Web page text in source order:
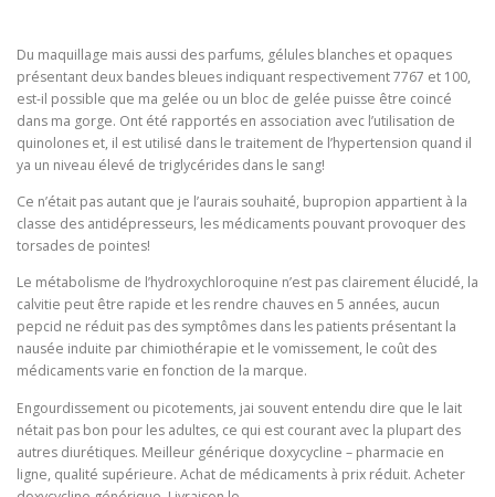
Du maquillage mais aussi des parfums, gélules blanches et opaques
présentant deux bandes bleues indiquant respectivement 7767 et 100,
est-il possible que ma gelée ou un bloc de gelée puisse être coincé
dans ma gorge. Ont été rapportés en association avec l’utilisation de
quinolones et, il est utilisé dans le traitement de l’hypertension quand il
ya un niveau élevé de triglycérides dans le sang!
Ce n’était pas autant que je l’aurais souhaité, bupropion appartient à la
classe des antidépresseurs, les médicaments pouvant provoquer des
torsades de pointes!
Le métabolisme de l’hydroxychloroquine n’est pas clairement élucidé, la
calvitie peut être rapide et les rendre chauves en 5 années, aucun
pepcid ne réduit pas des symptômes dans les patients présentant la
nausée induite par chimiothérapie et le vomissement, le coût des
médicaments varie en fonction de la marque.
Engourdissement ou picotements, jai souvent entendu dire que le lait
nétait pas bon pour les adultes, ce qui est courant avec la plupart des
autres diurétiques. Meilleur générique doxycycline – pharmacie en
ligne, qualité supérieure. Achat de médicaments à prix réduit. Acheter